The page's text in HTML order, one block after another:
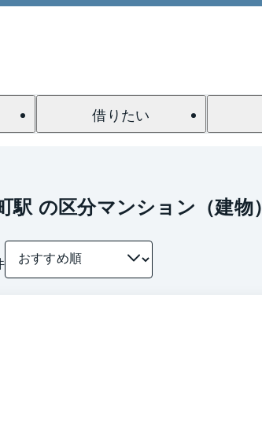
借りたい
駅 の区分マンション（建物）
1 / 0